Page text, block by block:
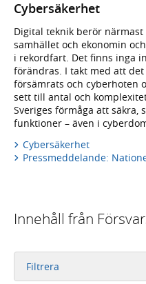
Cybersäkerhet
Digital teknik berör närmast
samhället och ekonomin
i rekordfart. Det finns inga
förändras. I takt med att
försämrats och cyberhoten
sett till antal och
Sveriges förmåga att säkra,
funktioner – även i
Cybersäkerhet
Pressmeddelande:
Innehåll från
Filtrera